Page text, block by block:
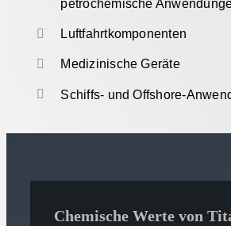
petrochemische
Luftfahrtkomponenten
Medizinische Geräte
Schiffs- und Offshore-
Chemische Werte von